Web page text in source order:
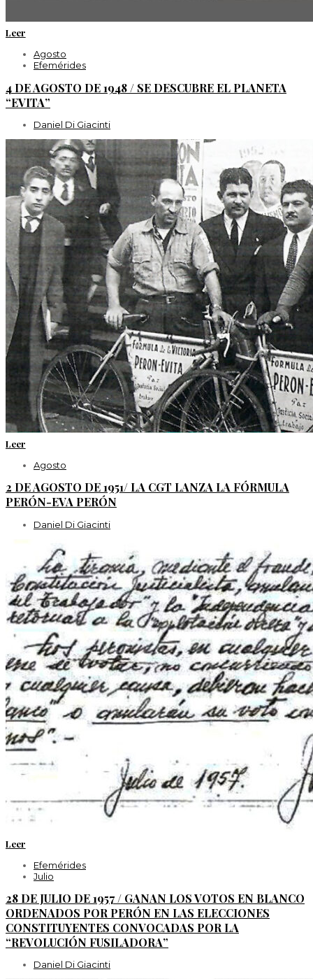
Leer
Agosto
Efemérides
4 DE AGOSTO DE 1948 / SE DESCUBRE EL PLANETA
“EVITA”
Daniel Di Giacinti
Leer
Agosto
2 DE AGOSTO DE 1951/ LA CGT LANZA LA FÓRMULA
PERÓN-EVA PERÓN
Daniel Di Giacinti
Leer
Efemérides
Julio
28 DE JULIO DE 1957 / GANAN LOS VOTOS EN BLANCO
ORDENADOS POR PERÓN EN LAS ELECCIONES
CONSTITUYENTES CONVOCADAS POR LA
“REVOLUCIÓN FUSILADORA”
Daniel Di Giacinti